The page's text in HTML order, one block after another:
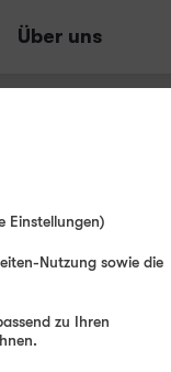
Über uns
Suchen
Einstellungen)
Nutzung sowie die
zu Ihren